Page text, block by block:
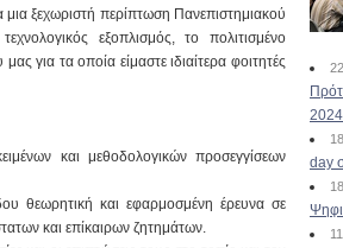
μια ξεχωριστή περίπτωση Πανεπιστημιακού
εξοπλισμός, το πολιτισμένο
για τα οποία είμαστε ιδιαίτερα φοιτητές
και μεθοδολογικών προσεγγίσεων
θεωρητική και εφαρμοσμένη έρευνα σε
και επίκαιρων ζητημάτων.
day